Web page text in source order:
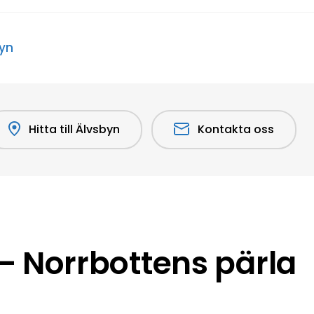
Hitta till Älvsbyn Kontakta oss
Norrbottens pärla